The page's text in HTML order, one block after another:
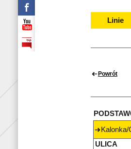
Linie
Powrót
ULICA